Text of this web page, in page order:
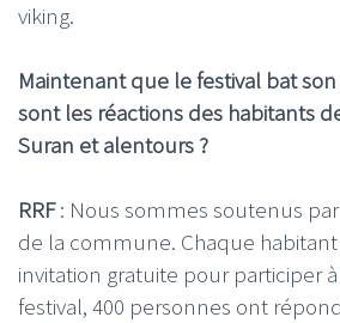
viking.
Maintenant que le festival bat
sont les réactions des habitants
Suran et alentours ?
RRF: Nous sommes soutenus
de la commune. Chaque
invitation gratuite pour participer
festival, 400 personnes ont